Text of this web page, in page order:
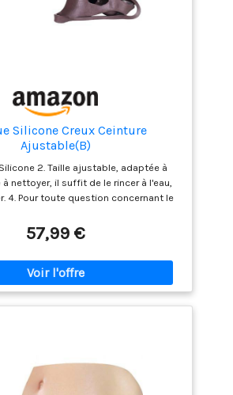
Silicone Creux Ceinture
Ajustable(B)
2. Taille ajustable, adaptée à
à nettoyer, il suffit de le rincer à l'eau,
4. Pour toute question concernant le
à résoudre votre problème.
57,99 €